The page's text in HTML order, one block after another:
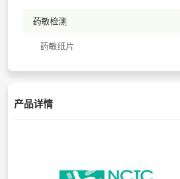
药敏检测
药敏纸片
产品详情